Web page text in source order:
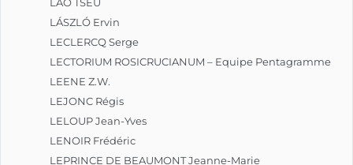
LÁSZLÓ Ervin
LECLERCQ Serge
LECTORIUM ROSICRUCIANUM – Equipe Pentagramme
LEENE Z.W.
LEJONC Régis
LELOUP Jean-Yves
LENOIR Frédéric
LEPRINCE DE BEAUMONT Jeanne-Marie